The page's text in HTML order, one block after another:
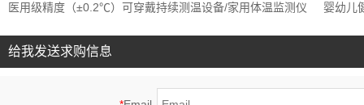
医用级精度（±0.2℃）可穿戴持续测温设备/家用体温监测仪
婴幼儿
给我发送求购信息